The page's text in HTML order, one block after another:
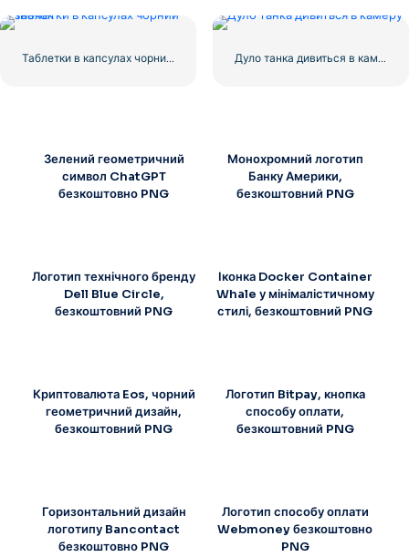
Таблетки в капсулах чорний значок Дуло танка дивиться в камеру
Зелений геометричний
символ ChatGPT
безкоштовно PNG
Монохромний логотип
Банку Америки,
безкоштовний PNG
Логотип технічного бренду
Dell Blue Circle,
безкоштовний PNG
Іконка Docker Container
Whale у мінімалістичному
стилі, безкоштовний PNG
Криптовалюта Eos, чорний
геометричний дизайн,
безкоштовний PNG
Логотип Bitpay, кнопка
способу оплати,
безкоштовний PNG
Горизонтальний дизайн
логотипу Bancontact
безкоштовно PNG
Логотип способу оплати
Webmoney безкоштовно
PNG